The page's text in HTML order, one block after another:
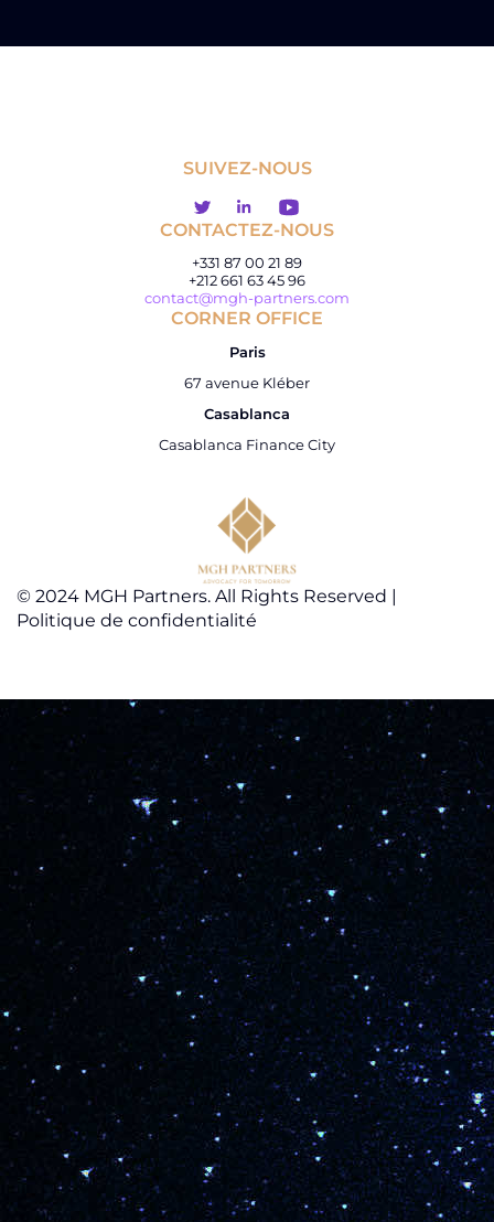
SUIVEZ-NOUS
CONTACTEZ-NOUS
+331 87 00 21 89
+212 661 63 45 96
contact@mgh-partners.com
CORNER OFFICE
Paris
67 avenue Kléber
Casablanca
Casablanca Finance City
© 2024 MGH Partners. All Rights Reserved |
Politique de confidentialité